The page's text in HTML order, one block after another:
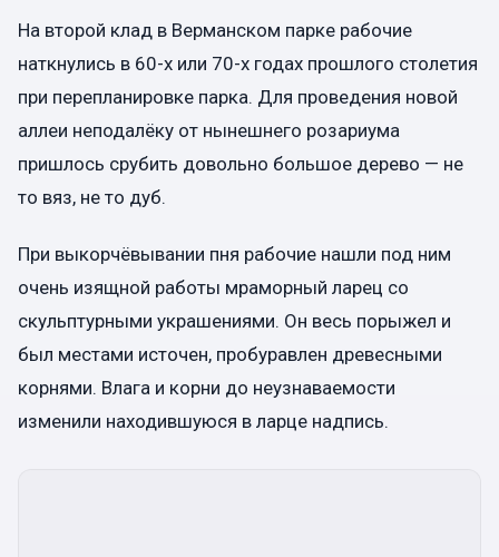
На второй клад в Верманском парке рабочие
наткнулись в 60-х или 70-х годах прошлого столетия
при перепланировке парка. Для проведения новой
аллеи неподалёку от нынешнего розариума
пришлось срубить довольно большое дерево — не
то вяз, не то дуб.
При выкорчёвывании пня рабочие нашли под ним
очень изящной работы мраморный ларец со
скульптурными украшениями. Он весь порыжел и
был местами источен, пробуравлен древесными
корнями. Влага и корни до неузнаваемости
изменили находившуюся в ларце надпись.